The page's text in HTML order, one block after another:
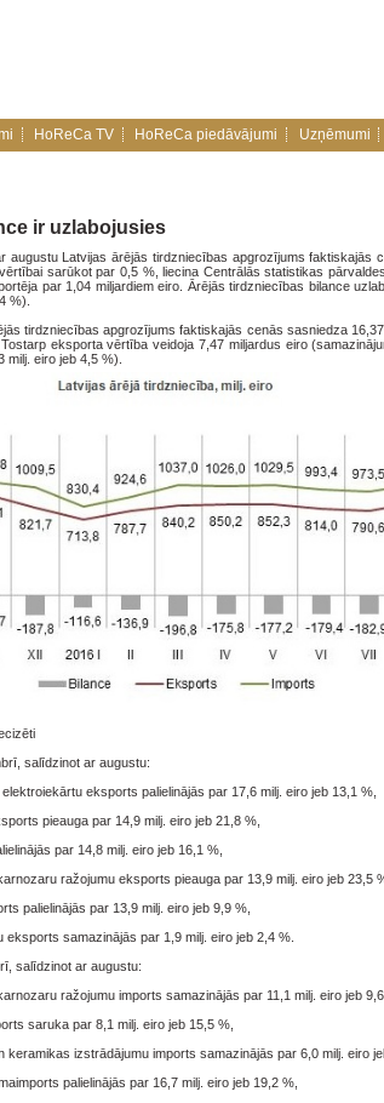
HoReCa TV HoReCa piedāvājumi Uzņēmumi
ir uzlabojusies
augustu Latvijas ārējās tirdzniecības apgrozījums faktiskajās
sarūkot par 0,5 %, liecina Centrālās statistikas
par 1,04 miljardiem eiro. Ārējās tirdzniecības bilance
%).
tirdzniecības apgrozījums faktiskajās cenās sasniedza
eksporta vērtība veidoja 7,47 miljardus eiro
eiro jeb 4,5 %).
salīdzinot ar augustu:
eksports palielinājās par 17,6 milj. eiro jeb 13,1 %,
pieauga par 14,9 milj. eiro jeb 21,8 %,
par 14,8 milj. eiro jeb 16,1 %,
ražojumu eksports pieauga par 13,9 milj. eiro jeb 23,5
par 13,9 milj. eiro jeb 9,9 %,
samazinājās par 1,9 milj. eiro jeb 2,4 %.
salīdzinot ar augustu:
ražojumu imports samazinājās par 11,1 milj. eiro jeb 9,6
saruka par 8,1 milj. eiro jeb 15,5 %,
izstrādājumu imports samazinājās par 6,0 milj. eiro
palielinājās par 16,7 milj. eiro jeb 19,2 %,